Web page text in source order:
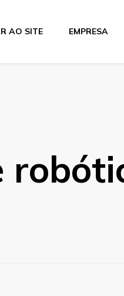
AO SITE EMPRESA